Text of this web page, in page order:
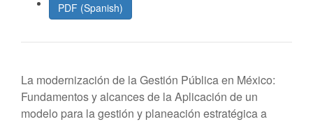
PDF (Spanish)
La modernización de la Gestión Pública en México:
Fundamentos y alcances de la Aplicación de un
modelo para la gestión y planeación estratégica a